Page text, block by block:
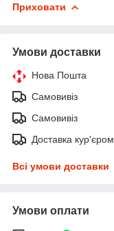
Приховати
Умови доставки
Нова Пошта
Самовивіз
Самовивіз
Доставка кур'єром
Всі умови доставки
Умови оплати